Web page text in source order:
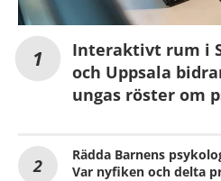
Interaktivt rum i
och Uppsala
ungas röster om
Rädda Barnens
Var nyfiken och delta